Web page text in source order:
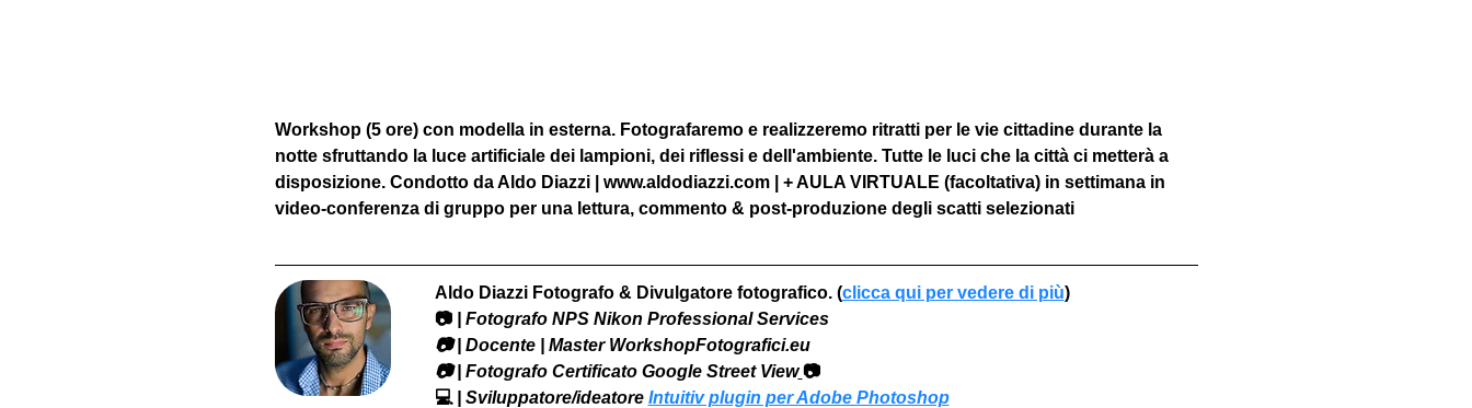
Workshop (5 ore) con modella in esterna. Fotografaremo e realizzeremo ritratti per le vie cittadine durante la
notte sfruttando la luce artificiale dei lampioni, dei riflessi e dell'ambiente. Tutte le luci che la città ci metterà a
disposizione. Condotto da Aldo Diazzi | www.aldodiazzi.com | + AULA VIRTUALE (facoltativa) in settimana in
video-conferenza di gruppo per una lettura, commento & post-produzione degli scatti selezionati
Aldo Diazzi Fotografo & Divulgatore fotografico. (clicca qui per vedere di più)
📷 | Fotografo NPS Nikon Professional Services
​📷 | Docente | Master WorkshopFotografici.eu
📷 | Fotografo Certificato Google Street View 📷
💻 | Sviluppatore/ideatore Intuitiv plugin per Adobe Photoshop